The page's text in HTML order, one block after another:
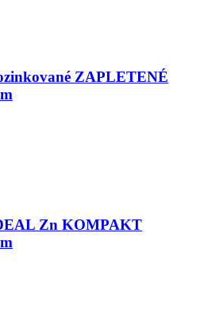
ZAPLETENÉ
Zn KOMPAKT